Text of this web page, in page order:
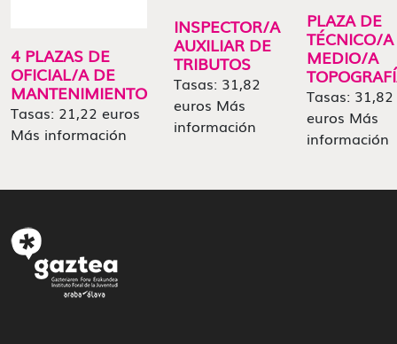
4 PLAZAS DE
OFICIAL/A DE
MANTENIMIENTO
Tasas: 21,22 euros
Más información
INSPECTOR/A
AUXILIAR DE
TRIBUTOS
Tasas: 31,82
euros Más
información
PLAZA DE
TÉCNICO/A
MEDIO/A
Tasas: 31,82
euros Más
información